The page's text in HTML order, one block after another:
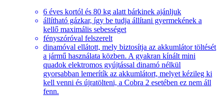
6 éves kortól és 80 kg alatt bárkinek ajánljuk
állítható gázkar, így be tudja állítani gyermekének a
kellő maximális sebességet
fényszóróval felszerelt
dinamóval ellátott, mely biztosítja az akkumlátor töltését
a jármű használata közben. A gyakran kínált mini
quadok elektromos gyújtással dinamó nélkül
gyorsabban lemerítík az akkumlátort, melyet kézileg ki
kell venni és újratölteni, a Cobra 2 esetében ez nem áll
fenn.